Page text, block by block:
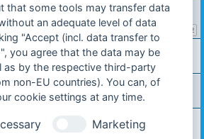
« 09.03.2026 09:05
2
07.03.2026 18:54
3 Gang Betriebsanleitung
ZX 1 «04.03.2026 19:51
nur 20km/h
« 04.03.2026 18:28
that some tools may transfer data
an adequate level of data
"Accept (incl. data transfer to
you agree that the data may be
as by the respective third-party
non-EU countries). You can, of
cookie settings at any time.
Marketing